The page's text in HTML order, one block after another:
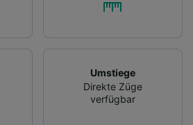
Umstiege
Direkte Züge
verfügbar